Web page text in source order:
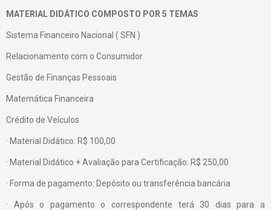
MATERIAL DIDÁTICO COMPOSTO POR 5 TEMAS
Sistema Financeiro Nacional ( SFN )
Relacionamento com o Consumidor
Gestão de Finanças Pessoais
Matemática Financeira
Crédito de Veículos
· Material Didático: R$ 100,00
· Material Didático + Avaliação para Certificação: R$ 250,00
· Forma de pagamento: Depósito ou transferência bancária
· Após o pagamento o correspondente terá 30 dias para a